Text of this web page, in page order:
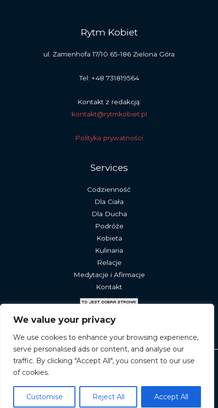
We value your privacy
We use cookies to enhance your browsing experience,
serve personalised ads or content, and analyse our
traffic. By clicking "Accept All", you consent to our use
of cookies.
Customise Reject All Accept All
Rytm Kobiet
ul. Zamenhofa 17/10 65-186 Zielona Góra
Tel: +48 731819564
Kontakt z redakcją:
kontakt@rytmkobiet.pl
Polityka prywatności
Services
Codzienność
Dla Ciała
Dla Ducha
Podróże
Kobieta
Kulinaria
Relacje
Medytacje i Afirmacje
Kontakt